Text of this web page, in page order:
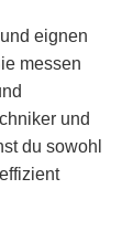
eignen
messen
und
du sowohl